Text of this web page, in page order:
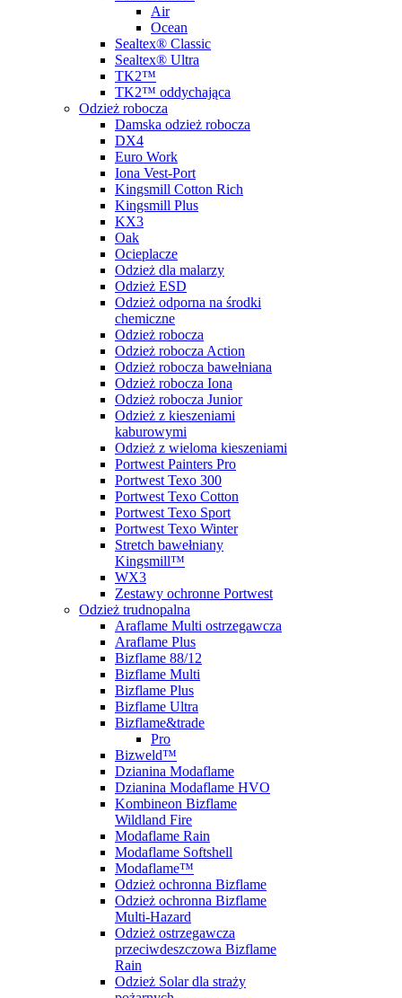
Air
Ocean
Sealtex® Classic
Sealtex® Ultra
TK2™
TK2™ oddychająca
Odzież robocza
Damska odzież robocza
DX4
Euro Work
Iona Vest-Port
Kingsmill Cotton Rich
Kingsmill Plus
KX3
Oak
Ocieplacze
Odzież dla malarzy
Odzież ESD
Odzież odporna na środki
chemiczne
Odzież robocza
Odzież robocza Action
Odzież robocza bawełniana
Odzież robocza Iona
Odzież robocza Junior
Odzież z kieszeniami
kaburowymi
Odzież z wieloma kieszeniami
Portwest Painters Pro
Portwest Texo 300
Portwest Texo Cotton
Portwest Texo Sport
Portwest Texo Winter
Stretch bawełniany
Kingsmill™
WX3
Zestawy ochronne Portwest
Odzież trudnopalna
Araflame Multi ostrzegawcza
Araflame Plus
Bizflame 88/12
Bizflame Multi
Bizflame Plus
Bizflame Ultra
Bizflame&trade
Pro
Bizweld™
Dzianina Modaflame
Dzianina Modaflame HVO
Kombineon Bizflame
Wildland Fire
Modaflame Rain
Modaflame Softshell
Modaflame™
Odzież ochronna Bizflame
Odzież ochronna Bizflame
Multi-Hazard
Odzież ostrzegawcza
przeciwdeszczowa Bizflame
Rain
Odzież Solar dla straży